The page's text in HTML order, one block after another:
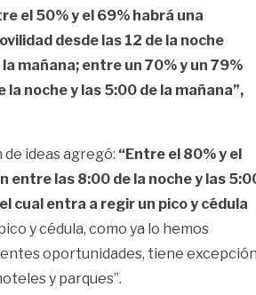
el 50% y el 69% habrá una
desde las 12 de la noche
mañana; entre un 70% y un 79%
la noche y las 5:00 de la mañana”,
de ideas agregó: “Entre el 80% y el
entre las 8:00 de la noche y las
cual entra a regir un pico y cédula
y cédula, como ya lo hemos
oportunidades, tiene
y parques”.